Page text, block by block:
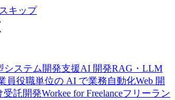
キップ
システム開発支援AI 開発RAG・LLM
員役職単位の AI で業務自動化Web 開
受託開発Workee for Freelanceフリーラン